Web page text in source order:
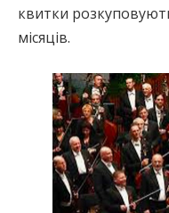
квитки
місяців.